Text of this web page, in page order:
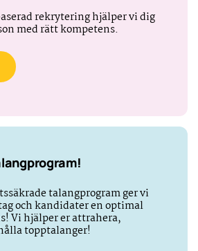
rekrytering hjälper vi dig
med rätt kompetens.
talangprogram ger vi
och kandidater en optimal
Vi hjälper er attrahera,
topptalanger!